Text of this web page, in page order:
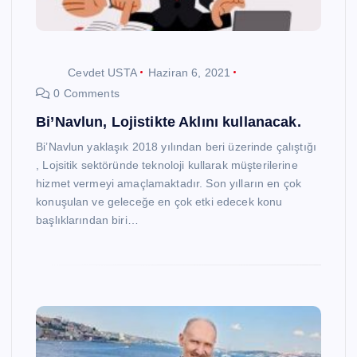
Cevdet USTA
Haziran 6, 2021
0 Comments
Bi’Navlun, Lojistikte Aklını kullanacak.
Bi’Navlun yaklaşık 2018 yılından beri üzerinde çalıştığı
, Lojsitik sektöründe teknoloji kullarak müşterilerine
hizmet vermeyi amaçlamaktadır. Son yılların en çok
konuşulan ve geleceğe en çok etki edecek konu
başlıklarından biri…